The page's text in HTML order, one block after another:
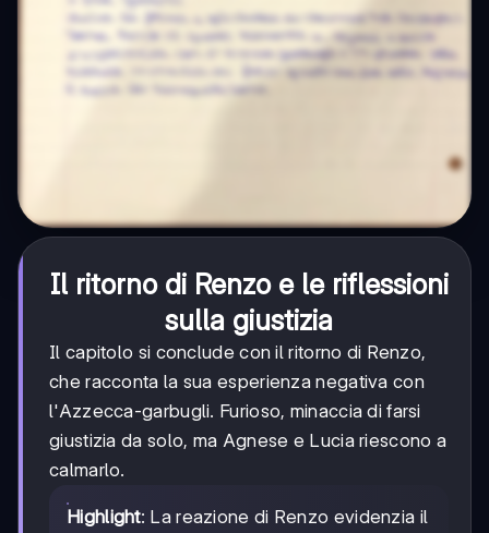
Il ritorno di Renzo e le riflessioni
sulla giustizia
Il capitolo si conclude con il ritorno di Renzo,
che racconta la sua esperienza negativa con
l'Azzecca-garbugli. Furioso, minaccia di farsi
giustizia da solo, ma Agnese e Lucia riescono a
calmarlo.
Highlight: La reazione di Renzo evidenzia il